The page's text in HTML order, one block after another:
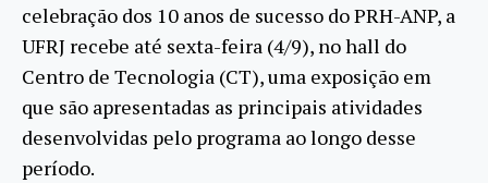
celebração dos 10 anos de sucesso do PRH-ANP, a
UFRJ recebe até sexta-feira (4/9), no hall do
Centro de Tecnologia (CT), uma exposição em
que são apresentadas as principais atividades
desenvolvidas pelo programa ao longo desse
período.